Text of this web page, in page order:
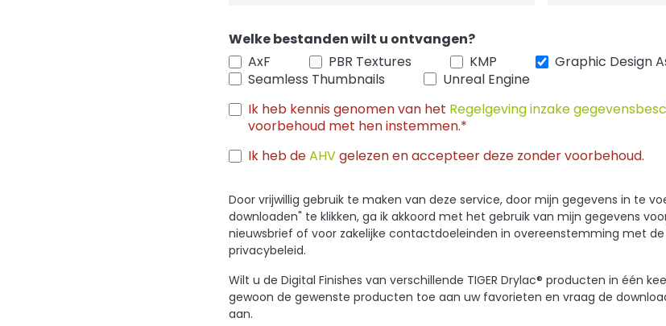
Welke bestanden wilt u ontvangen?
AxF
PBR Textures KMP
Graphic Design
Seamless Thumbnails
Unreal Engine
Ik heb kennis genomen van het Regelgeving inzake
voorbehoud met hen instemmen.*
Ik heb deAHVgelezen en accepteer deze zonder voorbehoud.
Door vrijwillig gebruik te maken van deze service, door mijn gegevens in te
downloaden" te klikken, ga ik akkoord met het gebruik van mijn gegevens
nieuwsbrief of voor zakelijke contactdoeleinden in overeenstemming met
privacybeleid.
Wilt u de Digital Finishes van verschillende TIGER Drylac® producten in één
gewoon de gewenste producten toe aan uw favorieten en vraag de
aan.